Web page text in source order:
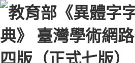
::: 最新消息 常見問題 編輯說明
顯示模式
網站導覽